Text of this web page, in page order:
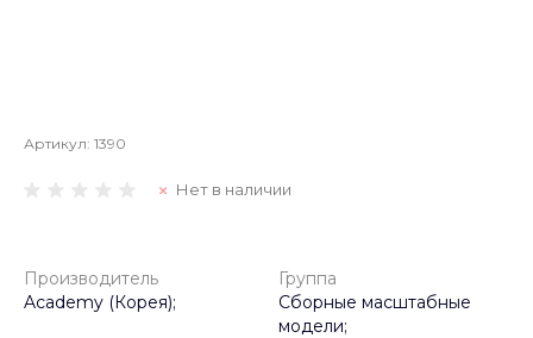
Артикул: 1390
Нет в наличии
Производитель
Academy (Корея);
Группа
Сборные масштабные
модели;